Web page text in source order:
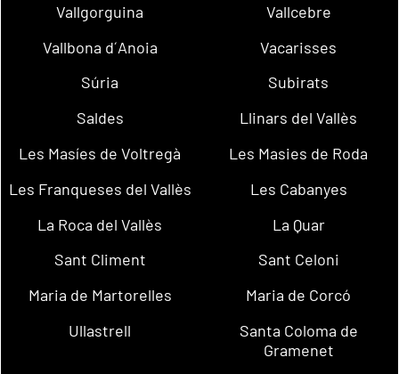
Vallgorguina
Vallcebre
Vallbona d´Anoia
Vacarisses
Súria
Subirats
Saldes
Llinars del Vallès
Les Masíes de Voltregà
Les Masies de Roda
Les Franqueses del Vallès
Les Cabanyes
La Roca del Vallès
La Quar
Sant Climent
Sant Celoni
Maria de Martorelles
Maria de Corcó
Ullastrell
Santa Coloma de
Gramenet